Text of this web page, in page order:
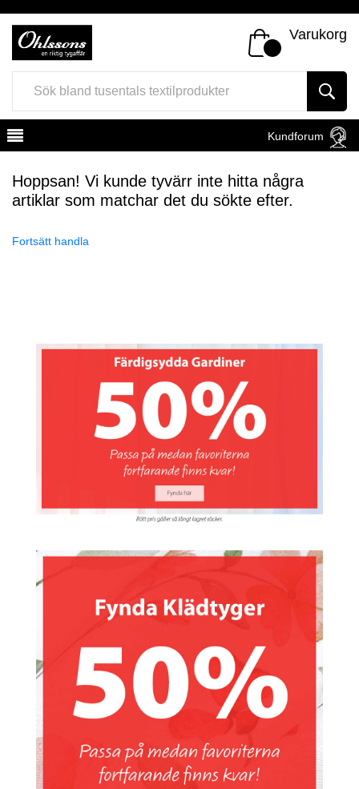
Varukorg
Kundforum
Hoppsan! Vi kunde tyvärr inte hitta några
artiklar som matchar det du sökte efter.
Fortsätt handla